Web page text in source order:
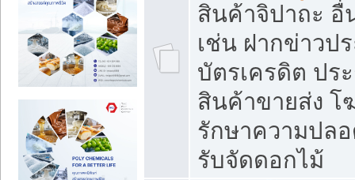
สินค้าจิปาถะ อื่
เช่น ฝากข่าวป
บัตรเครดิต ปร
สินค้าขายส่ง
รักษาความปล
รับจัดดอกไม้